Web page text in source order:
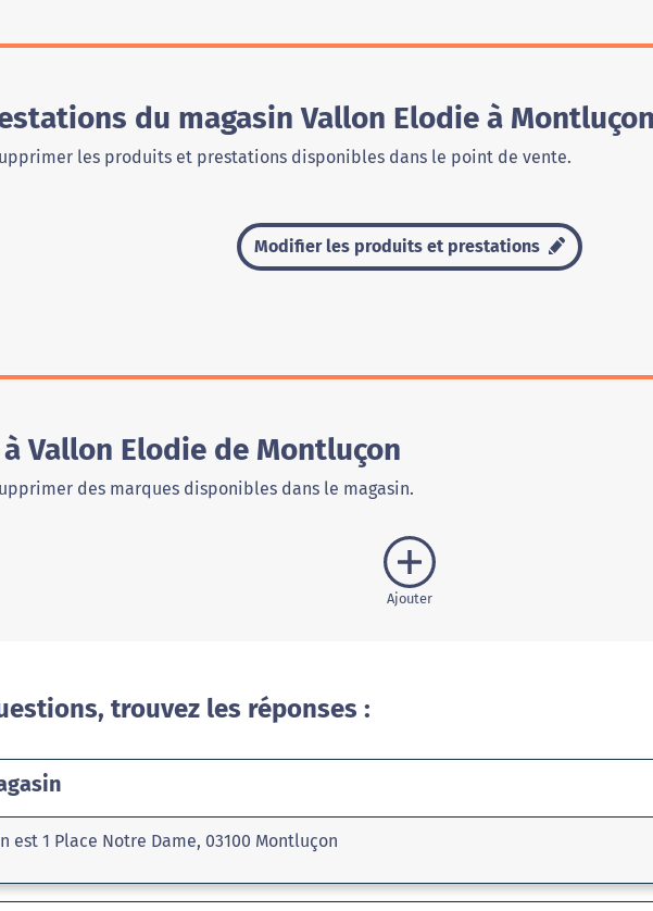
du magasin Vallon Elodie à
les produits et prestations disponibles dans le point de vente.
Modifier les produits et prestations
Vallon Elodie de Montluçon
des marques disponibles dans le magasin.
Ajouter
trouvez les réponses :
est 1 Place Notre Dame, 03100 Montluçon